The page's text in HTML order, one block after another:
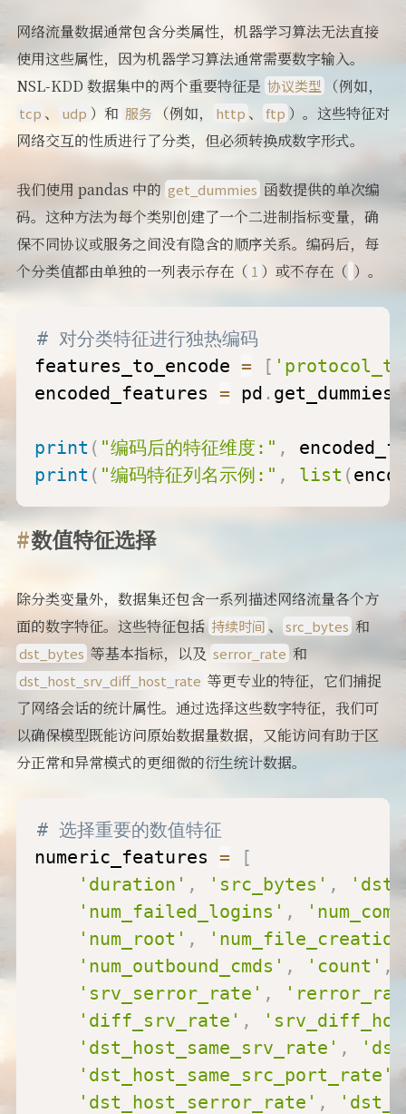
网络流量数据通常包含分类属性，机器学习算法无法直接
使用这些属性，因为机器学习算法通常需要数字输入。
NSL-KDD 数据集中的两个重要特征是 协议类型 （例如，
tcp、 udp ）和 服务 （例如， http、 ftp ）。这些特征对
网络交互的性质进行了分类，但必须转换成数字形式。
我们使用 pandas 中的 get_dummies函数提供的单次编
码。这种方法为每个类别创建了一个二进制指标变量，确
保不同协议或服务之间没有隐含的顺序关系。编码后，每
个分类值都由单独的一列表示存在（ 1 ）或不存在（ ）。
# 对分类特征进行独热编码
features_to_encode = [
encoded_features = pd . get_dummies
print ( "编码后的特征维度:" ,
print ( "编码特征列名示例:" , list (
数值特征选择
除分类变量外，数据集还包含一系列描述网络流量各个方
面的数字特征。这些特征包括 持续时间、 src_bytes 和
dst_bytes等基本指标，以及 serror_rate和
dst_host_srv_diff_host_rate 等更专业的特征，它们捕捉
了网络会话的统计属性。通过选择这些数字特征，我们可
以确保模型既能访问原始数据量数据，又能访问有助于区
分正常和异常模式的更细微的衍生统计数据。
# 选择重要的数值特征
numeric_features =
[
'duration' , 'src_bytes' ,
'num_failed_logins' ,
'num_root' ,
'num_outbound_cmds' , 'count' ,
'srv_serror_rate' ,
'diff_srv_rate' ,
'dst_host_same_srv_rate' ,
'dst_host_same_src_port_rate' ,
'dst_host_serror_rate' ,